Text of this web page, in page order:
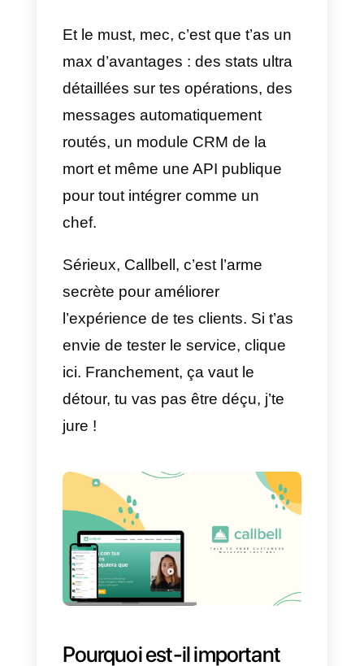
Ici un outil de malade pour aider
les entreprises à gérer leur
support client sur les réseaux
sociaux. C’est Callbell, et c’est
vraiment la crème de la crème !
Tu peux intégrerFacebook
etTelegramdans une seule
interface, histoire de tout gérer
depuis un seul endroit. Trop
pratique, tu vois ?
En gros, avec cette plateforme
tous tes messages et
provenant de différentes
plateformes, sans te prendre la
tête. Fini les galères de switcher
centralisé ici !